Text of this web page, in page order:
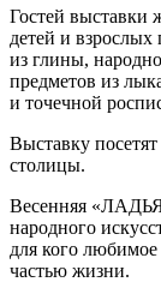
Гостей выставки
детей и
из глины,
предметов из
и точечной
Выставку
столицы.
Весенняя
народного
для кого
частью жизни.